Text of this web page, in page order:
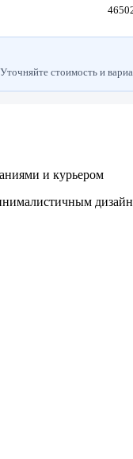
стоимость и
и курьером